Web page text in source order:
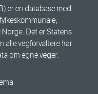
er en database med
Det er Statens
alle vegforvaltere har
om egne veger.